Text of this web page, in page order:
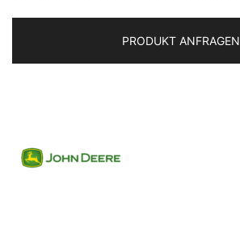
PRODUKT ANFRAGEN